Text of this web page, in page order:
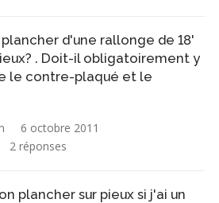
d'une rallonge de 18'
. Doit-il obligatoirement y
le contre-plaqué et le
6 octobre 2011
2 réponses
plancher sur pieux si j'ai un